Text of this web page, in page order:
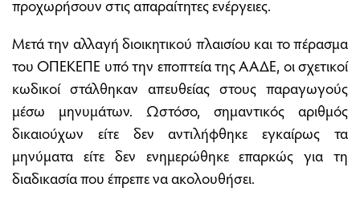
προχωρήσουν στις απαραίτητες ενέργειες.
Μετά την αλλαγή διοικητικού πλαισίου και το πέρασμα
του ΟΠΕΚΕΠΕ υπό την εποπτεία της ΑΑΔΕ, οι σχετικοί
κωδικοί στάλθηκαν απευθείας στους παραγωγούς
μέσω μηνυμάτων. Ωστόσο, σημαντικός αριθμός
δικαιούχων είτε δεν αντιλήφθηκε εγκαίρως τα
μηνύματα είτε δεν ενημερώθηκε επαρκώς για τη
διαδικασία που έπρεπε να ακολουθήσει.